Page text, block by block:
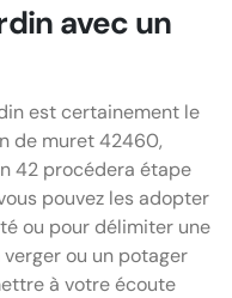
avec un
est certainement le
de muret 42460,
42 procédera étape
pouvez les adopter
ou pour délimiter une
ou un potager
à votre écoute